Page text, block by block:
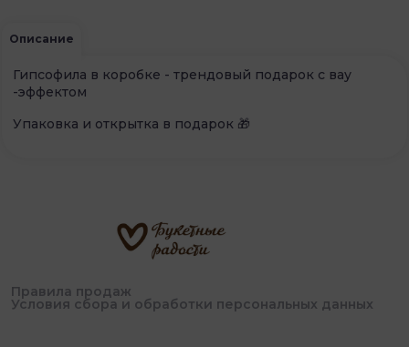
Описание
Гипсофила в коробке - трендовый подарок с вау
-эффектом
Упаковка и открытка в подарок 🎁
Правила продаж
Условия сбора и обработки персональных данных